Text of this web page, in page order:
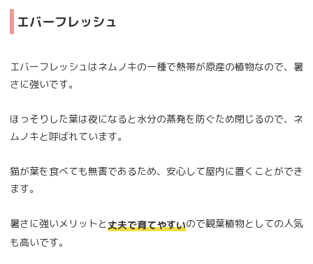
エバーフレッシュ
エバーフレッシュはネムノキの一種で熱帯が原産の植物なので、暑
さに強いです。
ほっそりした葉は夜になると水分の蒸発を防ぐため閉じるので、ネ
ムノキと呼ばれています。
猫が葉を食べても無害であるため、安心して屋内に置くことができ
ます。
暑さに強いメリットと丈夫で育てやすいので観葉植物としての人気
も高いです。